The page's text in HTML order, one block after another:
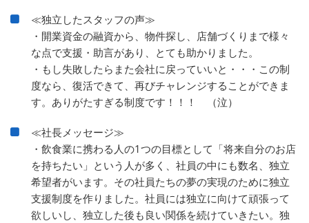
≪独立したスタッフの声≫
・開業資金の融資から、物件探し、店舗づくりまで様々
な点で支援・助言があり、とても助かりました。
・もし失敗したらまた会社に戻っていいと・・・この制
度なら、復活できて、再びチャレンジすることができま
す。ありがたすぎる制度です！！！ （泣）
≪社長メッセージ≫
・飲食業に携わる人の1つの目標として「将来自分のお店
を持ちたい」という人が多く、社員の中にも数名、独立
希望者がいます。その社員たちの夢の実現のために独立
支援制度を作りました。社員には独立に向けて頑張って
欲しいし、独立した後も良い関係を続けていきたい。独